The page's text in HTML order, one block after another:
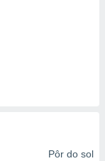
Pôr do sol